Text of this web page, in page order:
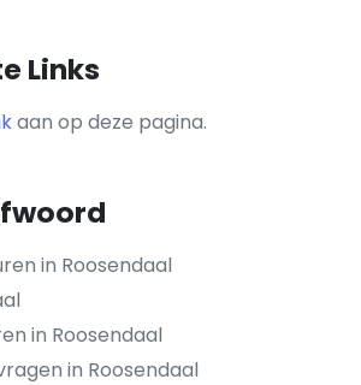
Links
aan op deze pagina.
in Roosendaal
in Roosendaal
in Roosendaal